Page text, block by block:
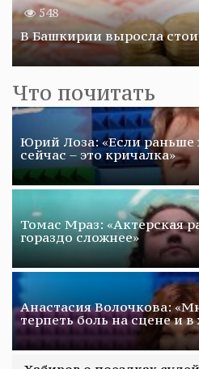
548
В Башкирии выросла
Что почитать
Юрий Лоза: «Если раньше
сейчас – это кричалка»
Томас Мраз: «Актерская
гораздо сложнее»
Анастасия Волочкова:
терпеть боль на сцене и